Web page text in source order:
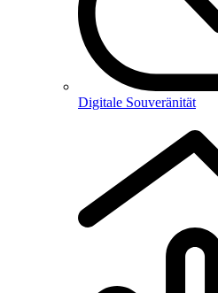
Digitale Souveränität